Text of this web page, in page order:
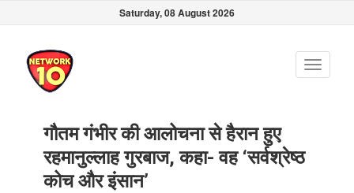
Saturday, 08 August 2026
Toggle
गौतम गंभीर की आलोचना से हैरान हुए
रहमानुल्लाह गुरबाज, कहा- वह ‘सर्वश्रेष्ठ
कोच और इंसान’